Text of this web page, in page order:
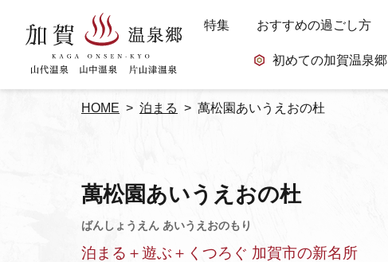
特集 おすすめの過ごし方
初めての加賀温泉郷
HOME 泊まる 萬松園あいうえおの杜
萬松園あいうえおの杜
泊まる＋遊ぶ＋くつろぐ 加賀市の新名所